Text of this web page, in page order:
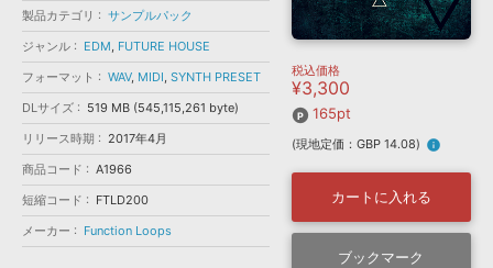
サンプルパック »
ソフトウェア／ツール »
DAW »
効果音 »
特集 »
ニュースレター »
SONICWIREブログ »
製品サポート情報 »
DTMガイド »
FAQ »
お問い合わせ »
音楽カード
楽曲配信流通 サービス
無償のサウンド管理ソフト
ソフト音源 プラグイン・エフェクト
ソフトウェア／ツール 効果音
メーカー
フォーマット
ランキング
製品カテゴリ
サンプルパック
ジャンル
EDM, FUTURE HOUSE
フォーマット
WAV, MIDI, SYNTH PRESET
DLサイズ
519 MB (545,115,261 byte)
リリース時期
2017年4月
商品コード
A1966
短縮コード
FTLD200
メーカー
Function Loops
税込価格
¥3,300
165pt
(現地定価：GBP 14.08) info
カートに入れる
ブックマーク